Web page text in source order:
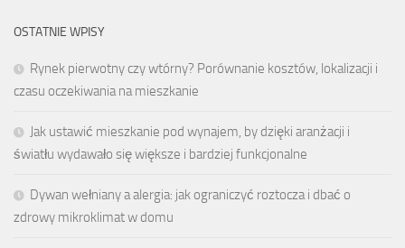
OSTATNIE WPISY
Rynek pierwotny czy wtórny? Porównanie kosztów, lokalizacji i
czasu oczekiwania na mieszkanie
Jak ustawić mieszkanie pod wynajem, by dzięki aranżacji i
światłu wydawało się większe i bardziej funkcjonalne
Dywan wełniany a alergia: jak ograniczyć roztocza i dbać o
zdrowy mikroklimat w domu